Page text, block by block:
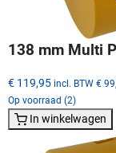
138 mm Multi
€ 119,95 incl. BTW €
Op voorraad (2)
In winkelwagen